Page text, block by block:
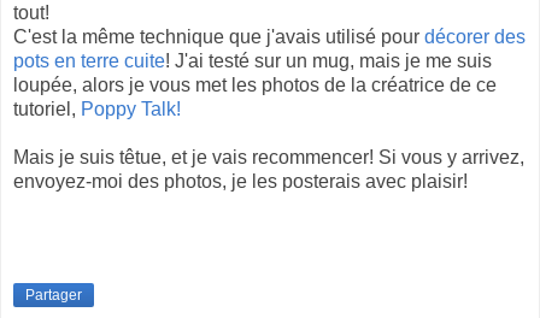
tout!
C'est la même technique que j'avais utilisé pour décorer des
pots en terre cuite! J'ai testé sur un mug, mais je me suis
loupée, alors je vous met les photos de la créatrice de ce
tutoriel, Poppy Talk!
Mais je suis têtue, et je vais recommencer! Si vous y arrivez,
envoyez-moi des photos, je les posterais avec plaisir!
Partager